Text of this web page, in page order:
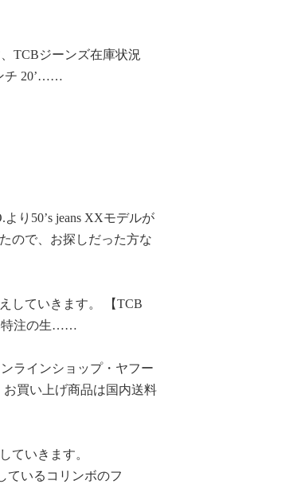
TCBジーンズ在庫状況
チ 20’……
り50’s jeans XXモデルが
ので、お探しだった方な
していきます。 【TCB
特注の生……
ラインショップ・ヤフー
買い上げ商品は国内送料
ていきます。
ているコリンボのフ